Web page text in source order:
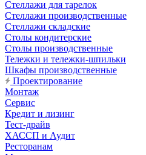
Стеллажи для тарелок
Стеллажи производственные
Стеллажи складские
Столы кондитерские
Столы производственные
Тележки и тележки-шпильки
Шкафы производственные
Проектирование
Монтаж
Сервис
Кредит и лизинг
Тест-драйв
ХАССП и Аудит
Ресторанам